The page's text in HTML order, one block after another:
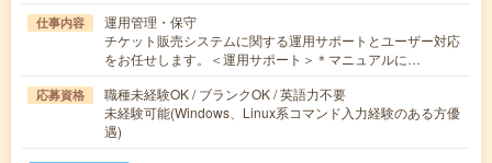
仕事内容
運用管理・保守
チケット販売システムに関する運用サポートとユーザー対応
をお任せします。＜運用サポート＞＊マニュアルに…
応募資格
職種未経験OK / ブランクOK / 英語力不要
未経験可能(Windows、Linux系コマンド入力経験のある方優
遇)